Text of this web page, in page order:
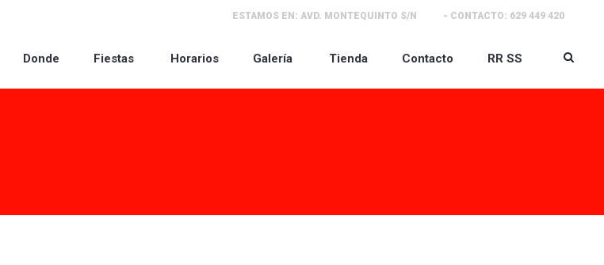
ESTAMOS EN: AVD. MONTEQUINTO S/N - CONTACTO: 629 449 420
Donde Fiestas Horarios Galería Tienda Contacto RR SS